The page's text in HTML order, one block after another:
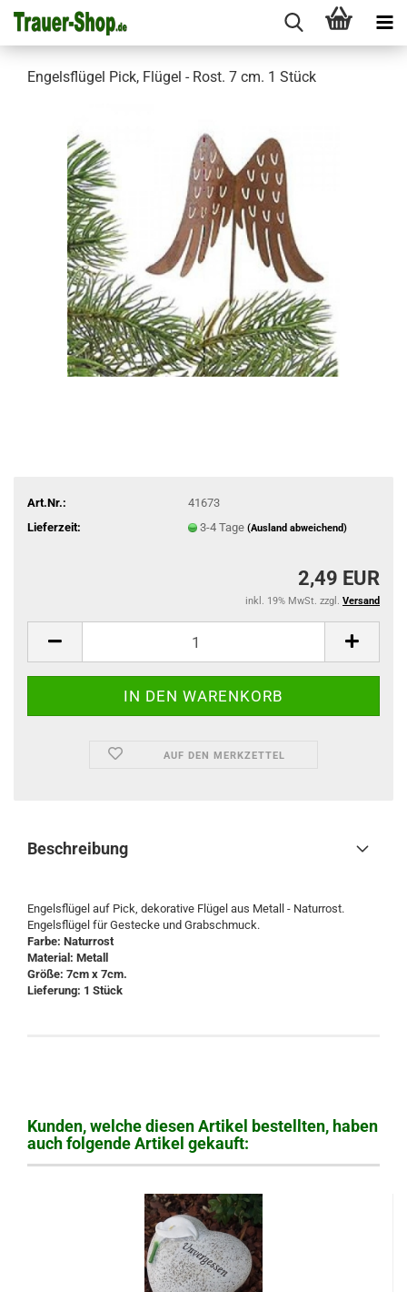
Engelsflügel Pick, Flügel - Rost. 7 cm. 1 Stück
Art.Nr.:
41673
Lieferzeit:
3-4 Tage (Ausland abweichend)
2,49 EUR
inkl. 19% MwSt. zzgl. Versand
AUF DEN MERKZETTEL
Beschreibung
Engelsflügel auf Pick, dekorative Flügel aus Metall - Naturrost.
Engelsflügel für Gestecke und Grabschmuck.
Farbe: Naturrost
Material: Metall
Größe: 7cm x 7cm.
Lieferung: 1 Stück
Kunden, welche diesen Artikel bestellten, haben
auch folgende Artikel gekauft: